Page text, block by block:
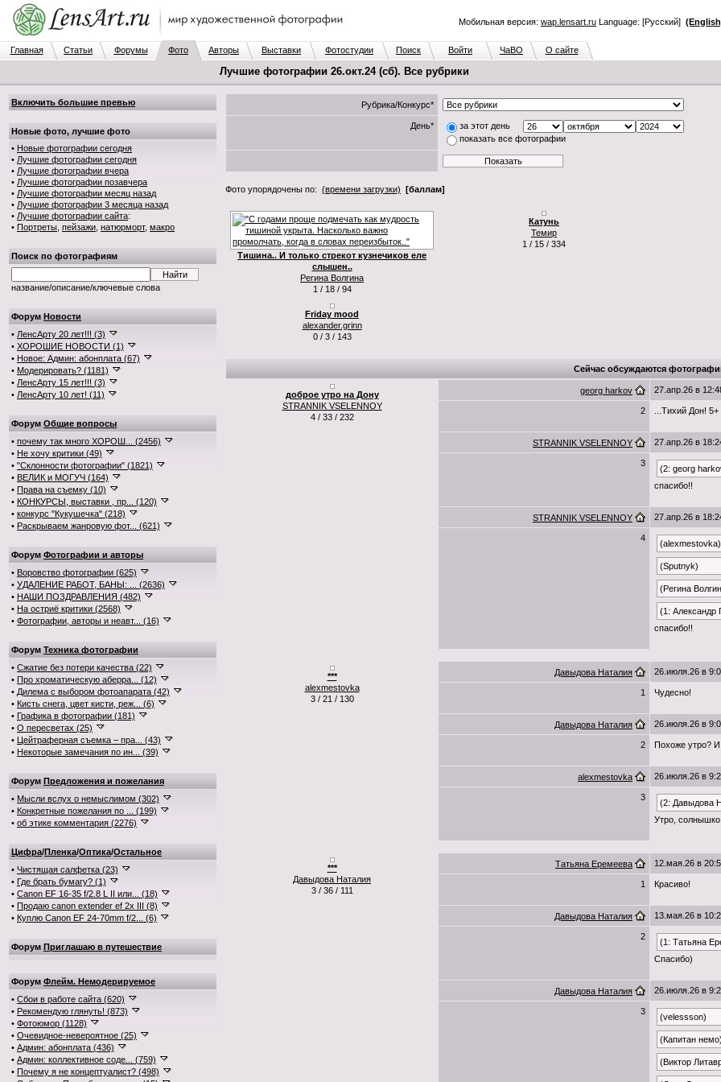
Мобильная версия: wap.lensart.ru Language: [Русский]
Главная Статьи Форумы Фото Авторы Выставки Фотостудии Поиск Войти ЧаВО О сайте
Лучшие фотографии 26.окт.24 (сб). Все рубрики
Включить большие превью
Новые фото, лучшие фото
• Новые фотографии сегодня
• Лучшие фотографии сегодня
• Лучшие фотографии вчера
• Лучшие фотографии позавчера
• Лучшие фотографии месяц назад
• Лучшие фотографии 3 месяца назад
• Лучшие фотографии сайта:
• Портреты пейзажи натюрморт, макро
Поиск по фотографиям
название/описание/ключевые слова
Форум Новости
• ЛенсАрту 20 лет!!! (3)
• ХОРОШИЕ НОВОСТИ (1)
• Новое: Админ: абонплата (67)
• Модерировать? (1181)
• ЛенсАрту 15 лет!!! (3)
• ЛенсАрту 10 лет! (11)
Форум Общие вопросы
• почему так много ХОРОШ... (2456)
• Не хочу критики (49)
• "Склонности фотографии" (1821)
• ВЕЛИК и МОГУЧ (164)
• Права на съемку (10)
• КОНКУРСЫ, выставки , пр... (120)
• конкурс "Кукушечка" (218)
• Раскрываем жанровую фот... (621)
Форум Фотографии и авторы
• Воровство фотографии (625)
• УДАЛЕНИЕ РАБОТ, БАНЫ: ... (2636)
• НАШИ ПОЗДРАВЛЕНИЯ (482)
• На остриё критики (2568)
• Фотографии, авторы и неавт... (16)
Форум Техника фотографии
• Сжатие без потери качества (22)
• Про хроматическую аберра... (12)
• Дилема с выбором фотоапарата (42)
• Кисть снега, цвет кисти, реж... (6)
• Графика в фотографии (181)
• О пересветах (25)
• Цейтраферная съемка – пра... (43)
• Некоторые замечания по ин... (39)
Форум Предложения и пожелания
• Мысли вслух о немыслимом (302)
• Конкретные пожелания по ... (199)
• об этике комментария (2276)
Цифра/Пленка/Оптика/Остальное
• Чистящая салфетка (23)
• Где брать бумагу? (1)
• Canon EF 16-35 f/2.8 L II или... (18)
• Продаю canon extender ef 2x III (8)
• Куплю Canon EF 24-70mm f/2... (6)
Форум Приглашаю в путешествие
Форум Флейм. Немодерируемое
• Сбои в работе сайта (620)
• Рекомендую глянуть! (873)
• Фотоюмор (1128)
• Очевидное-невероятное (25)
• Админ: абонплата (436)
• Админ: коллективное соде... (759)
• Почему я не концептуалист? (498)
Рубрика/Конкурс*
День*
за этот день
показать все фотографии
Фото упорядочены по: (времени загрузки) [баллам]
Тишина.. И только стрекот кузнечиков еле
слышен..
Регина Волгина
1 / 18 / 94
Катунь
Темир
1 / 15 / 334
Friday mood
alexander.grinn
0 / 3 / 143
Сейчас обсуждаются
доброе утро на Дону
STRANNIK VSELENNOY
4 / 33 / 232
georg harkov 27.апр.26 в
2 ...Тихий Дон! 5+
STRANNIK VSELENNOY 27.апр.26 в
3
(2: georg
спасибо!!
STRANNIK VSELENNOY 27.апр.26 в
4
(alexmestovka)
(Sputnyk)
(Регина
(1: Александр
спасибо!!
***
alexmestovka
3 / 21 / 130
Давыдова Наталия 26.июля.26 в
1 Чудесно!
Давыдова Наталия 26.июля.26 в
2 Похоже утро?
alexmestovka 26.июля.26 в
3
(2: Давыдова
Утро, солнышко
***
Давыдова Наталия
3 / 36 / 111
Татьяна Еремеева 12.мая.26 в
1 Красиво!
Давыдова Наталия 13.мая.26 в
2
(1: Татьяна
Спасибо)
Давыдова Наталия 26.июля.26 в
3
(velessson)
(Капитан немо)
(Виктор